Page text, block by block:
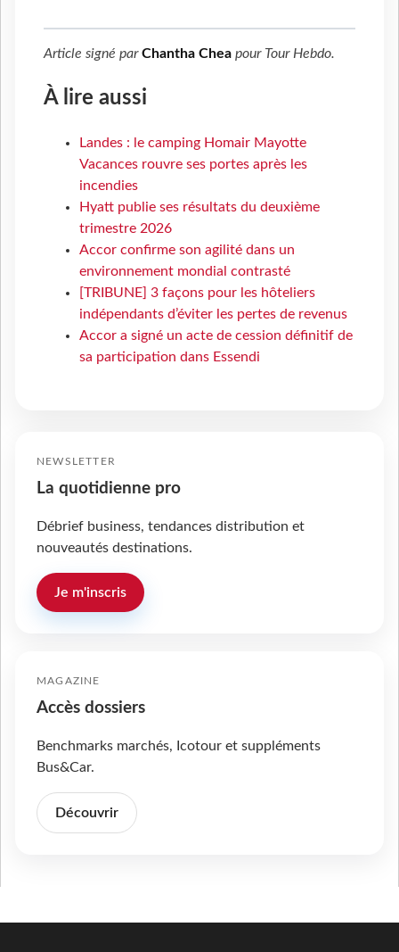
Article signé parChantha Chea pour Tour Hebdo.
À lire aussi
Landes : le camping Homair Mayotte
Vacances rouvre ses portes après les
incendies
Hyatt publie ses résultats du deuxième
trimestre 2026
Accor confirme son agilité dans un
environnement mondial contrasté
[TRIBUNE] 3 façons pour les hôteliers
indépendants d’éviter les pertes de revenus
Accor a signé un acte de cession définitif de
sa participation dans Essendi
NEWSLETTER
La quotidienne pro
Débrief business, tendances distribution et
nouveautés destinations.
Je m'inscris
MAGAZINE
Accès dossiers
Benchmarks marchés, Icotour et suppléments
Bus&Car.
Découvrir